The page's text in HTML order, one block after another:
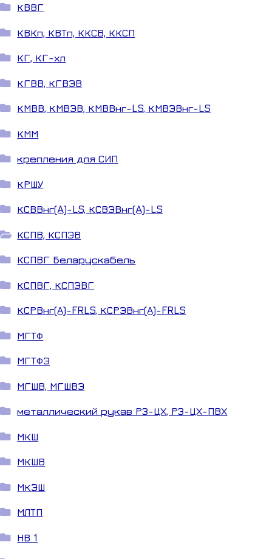
КВВГ
КВКп, КВТп, ККСВ, ККСП
КГ, КГ-хл
КГВВ, КГВЭВ
КМВВ, КМВЭВ, КМВВнг-LS, КМВЭВнг-LS
КММ
крепления для СИП
КРШУ
КСВВнг(A)-LS, КСВЭВнг(A)-LS
КСПВ, КСПЭВ
КСПВГ Беларускабель
КСПВГ, КСПЭВГ
КСРВнг(А)-FRLS, КСРЭВнг(А)-FRLS
МГТФ
МГТФЭ
МГШВ, МГШВЭ
металлический рукав РЗ-ЦХ, РЗ-ЦХ-ПВХ
МКШ
МКШВ
МКЭШ
МЛТП
НВ 1